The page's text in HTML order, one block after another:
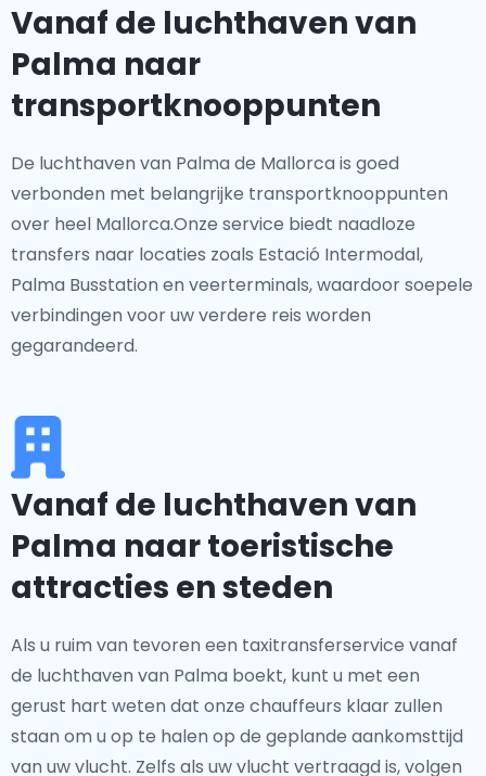
Vanaf de luchthaven van
Palma naar
transportknooppunten
De luchthaven van Palma de Mallorca is goed
verbonden met belangrijke transportknooppunten
over heel Mallorca.Onze service biedt naadloze
transfers naar locaties zoals Estació Intermodal,
Palma Busstation en veerterminals, waardoor soepele
verbindingen voor uw verdere reis worden
gegarandeerd.
Vanaf de luchthaven van
Palma naar toeristische
attracties en steden
Als u ruim van tevoren een taxitransferservice vanaf
de luchthaven van Palma boekt, kunt u met een
gerust hart weten dat onze chauffeurs klaar zullen
staan om u op te halen op de geplande aankomsttijd
van uw vlucht. Zelfs als uw vlucht vertraagd is, volgen